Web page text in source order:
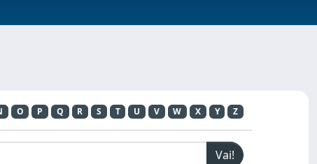
O P Q R S T U V W X Y Z